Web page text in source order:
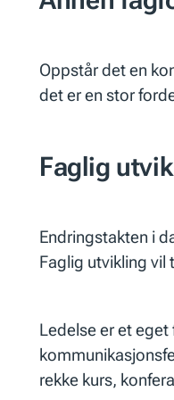
Oppstår det en
det er en stor
Faglig
Endringstakten i
Faglig utvikling
Ledelse er et
rekke kurs,